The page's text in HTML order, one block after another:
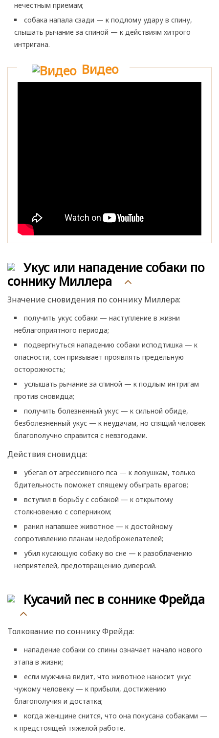
нечестным приемам;
собака напала сзади — к подлому удару в спину,
слышать рычание за спиной — к действиям хитрого
интригана.
Видео
Укус или нападение собаки по
соннику Миллера
Значение сновидения по соннику Миллера:
получить укус собаки — наступление в жизни
неблагоприятного периода;
подвергнуться нападению собаки исподтишка — к
опасности, сон призывает проявлять предельную
осторожность;
услышать рычание за спиной — к подлым интригам
против сновидца;
получить болезненный укус — к сильной обиде,
безболезненный укус — к неудачам, но спящий человек
благополучно справится с невзгодами.
Действия сновидца:
убегал от агрессивного пса — к ловушкам, только
бдительность поможет спящему обыграть врагов;
вступил в борьбу с собакой — к открытому
столкновению с соперником;
ранил напавшее животное — к достойному
сопротивлению планам недоброжелателей;
убил кусающую собаку во сне — к разоблачению
неприятелей, предотвращению диверсий.
Кусачий пес в соннике Фрейда
Толкование по соннику Фрейда:
нападение собаки со спины означает начало нового
этапа в жизни;
если мужчина видит, что животное наносит укус
чужому человеку — к прибыли, достижению
благополучия и достатка;
когда женщине снится, что она покусана собаками —
к предстоящей тяжелой работе.